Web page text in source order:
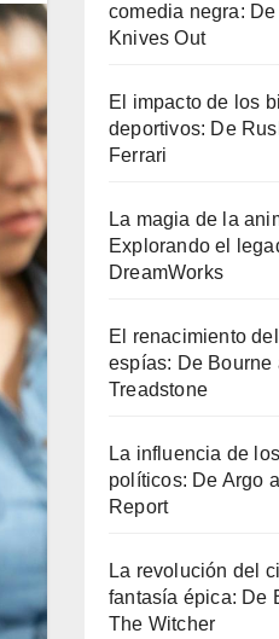
comedia negra:
Knives Out
El impacto de los
deportivos: De
Ferrari
La magia de la
Explorando el
DreamWorks
El renacimiento
espías: De Bourne
Treadstone
La influencia de
políticos: De Argo
Report
La revolución del
fantasía épica: De
The Witcher